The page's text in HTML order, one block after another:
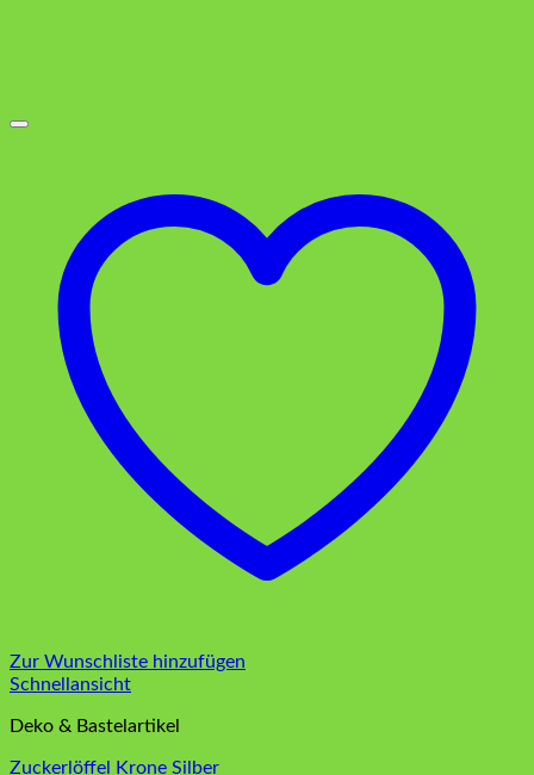
Zur Wunschliste hinzufügen
Schnellansicht
Deko & Bastelartikel
Zuckerlöffel Krone Silber